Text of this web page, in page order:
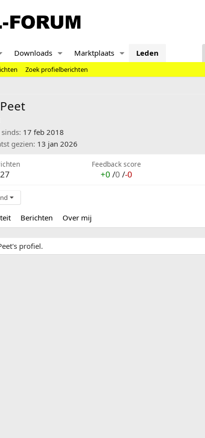
Downloads Marktplaats Leden
Zoek profielberichten
17 feb 2018
gezien 13 jan 2026
27
Feedback score
+0 /0 /-0
Berichten Over mij
profiel.